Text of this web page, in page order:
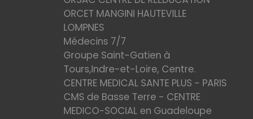
ORCET MANGINI HAUTEVILLE
LOMPNES
Médecins 7/7
Groupe Saint-Gatien à
Tours,Indre-et-Loire, Centre.
CENTRE MEDICAL SANTE PLUS - PARIS
CMS de Basse Terre - CENTRE
MEDICO-SOCIAL en Guadeloupe